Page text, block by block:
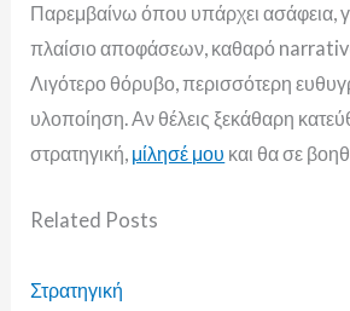
Παρεμβαίνω όπου υπάρχει ασάφεια,
πλαίσιο αποφάσεων, καθαρό
Λιγότερο θόρυβο, περισσότερη
υλοποίηση. Αν θέλεις ξεκάθαρη
στρατηγική, μίλησέ μου και θα σε
Related Posts
Στρατηγική